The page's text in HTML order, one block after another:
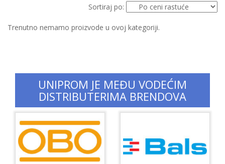
Sortiraj po:
Trenutno nemamo proizvode u ovoj kategoriji.
UNIPROM JE MEĐU VODEĆIM
DISTRIBUTERIMA BRENDOVA